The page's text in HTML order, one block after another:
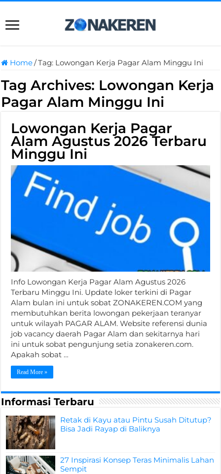
Home/Tag: Lowongan Kerja Pagar Alam Minggu Ini
Tag Archives: Lowongan Kerja
Pagar Alam Minggu Ini
Lowongan Kerja Pagar
Alam Agustus 2026 Terbaru
Minggu Ini
Info Lowongan Kerja Pagar Alam Agustus 2026
Terbaru Minggu Ini. Update loker terkini di Pagar
Alam bulan ini untuk sobat ZONAKEREN.COM yang
membutuhkan berita lowongan pekerjaan teranyar
untuk wilayah PAGAR ALAM. Website referensi dunia
job vacancy daerah Pagar Alam dan sekitarnya hari
ini untuk sobat pengunjung setia zonakeren.com.
Apakah sobat …
Read More »
Informasi Terbaru
Retak di Kayu atau Pintu Susah Ditutup?
Bisa Jadi Rayap di Baliknya
27 Inspirasi Konsep Teras Minimalis Lahan
Sempit